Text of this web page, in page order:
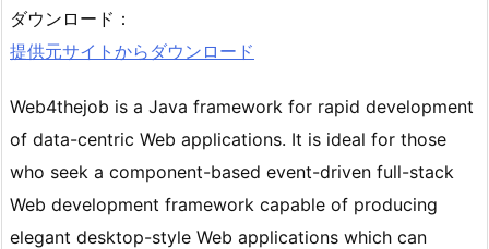
ダウンロード：
提供元サイトからダウンロード
Web4thejob is a Java framework for rapid development
of data-centric Web applications. It is ideal for those
who seek a component-based event-driven full-stack
Web development framework capable of producing
elegant desktop-style Web applications which can